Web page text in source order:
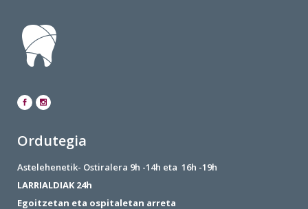
Ordutegia
Astelehenetik- Ostiralera 9h -14h eta 16h -19h
LARRIALDIAK 24h
Egoitzetan eta ospitaletan arreta